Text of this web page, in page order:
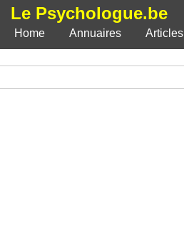
Le Psychologue.be
Home
Annuaires Articles